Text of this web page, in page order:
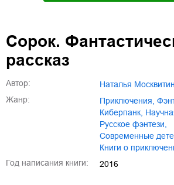
Сорок.
рассказ
Автор:
Наталья
Жанр:
приключения,
киберпанк,
русское фэнтези,
современные
книги о
Год написания книги:
2016